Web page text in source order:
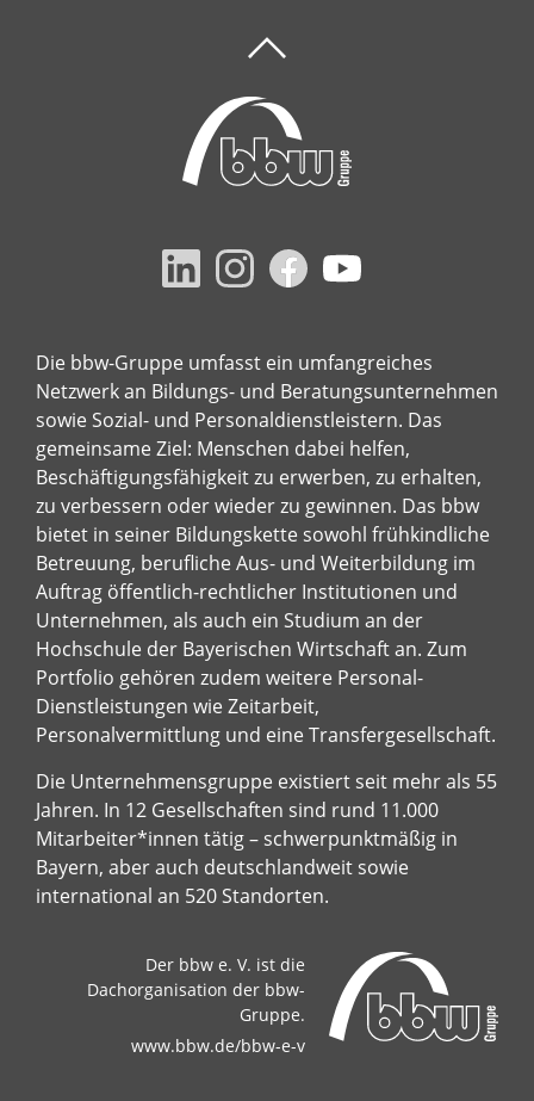
Die bbw-Gruppe umfasst ein umfangreiches
Netzwerk an Bildungs- und Beratungsunternehmen
sowie Sozial- und Personaldienstleistern. Das
gemeinsame Ziel: Menschen dabei helfen,
Beschäftigungsfähigkeit zu erwerben, zu erhalten,
zu verbessern oder wieder zu gewinnen. Das bbw
bietet in seiner Bildungskette sowohl frühkindliche
Betreuung, berufliche Aus- und Weiterbildung im
Auftrag öffentlich-rechtlicher Institutionen und
Unternehmen, als auch ein Studium an der
Hochschule der Bayerischen Wirtschaft an. Zum
Portfolio gehören zudem weitere Personal-
Dienstleistungen wie Zeitarbeit,
Personalvermittlung und eine Transfergesellschaft.
Die Unternehmensgruppe existiert seit mehr als 55
Jahren. In 12 Gesellschaften sind rund 11.000
Mitarbeiter*innen tätig – schwerpunktmäßig in
Bayern, aber auch deutschlandweit sowie
international an 520 Standorten.
Der bbw e. V. ist die
Dachorganisation der bbw-
Gruppe.
www.bbw.de/bbw-e-v